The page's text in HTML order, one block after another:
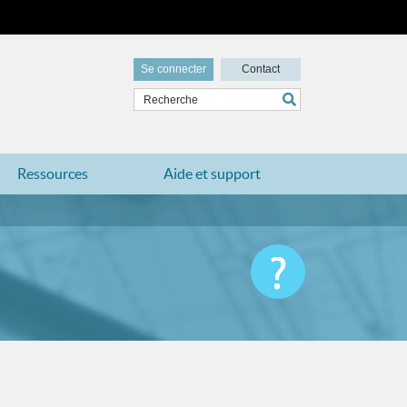
Se connecter Contact
Ressources Aide et support